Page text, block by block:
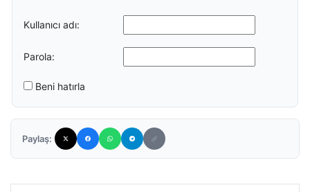
Kullanıcı adı:
Parola:
Beni hatırla
Paylaş: